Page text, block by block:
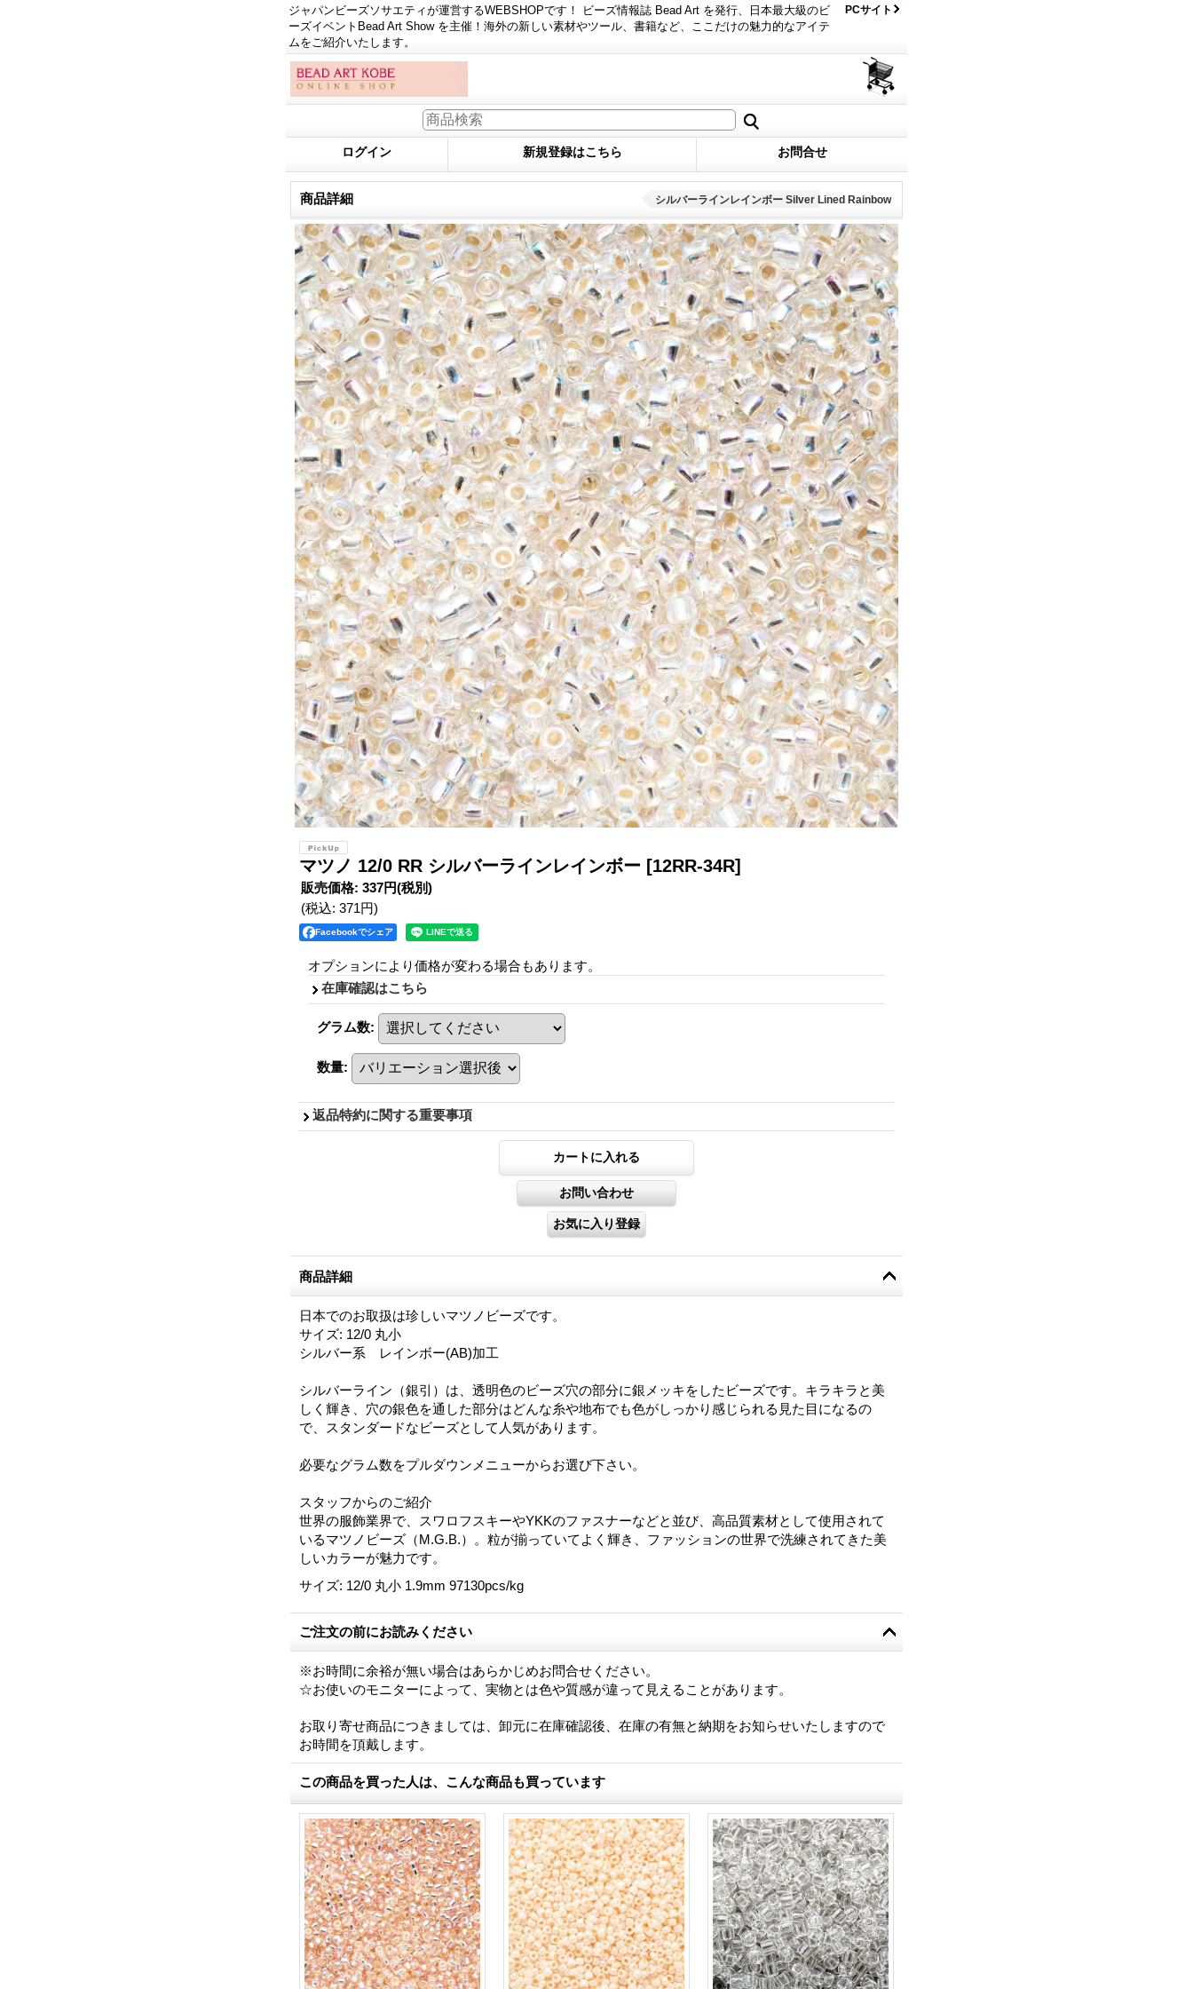
ジャパンビーズソサエティが運営するWEBSHOPです！ ビーズ情報誌 Bead Art を発行、日本最大級のビ
ーズイベントBead Art Show を主催！海外の新しい素材やツール、書籍など、ここだけの魅力的なアイテ
ムをご紹介いたします。
PCサイト
ログイン 新規登録はこちら お問合せ
商品詳細 シルバーラインレインボー Silver Lined Rainbow
マツノ 12/0 RR シルバーラインレインボー [12RR-34R]
販売価格: 337円(税別)
(税込: 371円)
Facebookでシェア
オプションにより価格が変わる場合もあります。
在庫確認はこちら
グラム数:
数量:
返品特約に関する重要事項
商品詳細
日本でのお取扱は珍しいマツノビーズです。
サイズ: 12/0 丸小
シルバー系 レインボー(AB)加工
シルバーライン（銀引）は、透明色のビーズ穴の部分に銀メッキをしたビーズです。キラキラと美
しく輝き、穴の銀色を通した部分はどんな糸や地布でも色がしっかり感じられる見た目になるの
で、スタンダードなビーズとして人気があります。
必要なグラム数をプルダウンメニューからお選び下さい。
スタッフからのご紹介
世界の服飾業界で、スワロフスキーやYKKのファスナーなどと並び、高品質素材として使用されて
いるマツノビーズ（M.G.B.）。粒が揃っていてよく輝き、ファッションの世界で洗練されてきた美
しいカラーが魅力です。
サイズ: 12/0 丸小 1.9mm 97130pcs/kg
ご注文の前にお読みください
※お時間に余裕が無い場合はあらかじめお問合せください。
☆お使いのモニターによって、実物とは色や質感が違って見えることがあります。
お取り寄せ商品につきましては、卸元に在庫確認後、在庫の有無と納期をお知らせいたしますので
お時間を頂戴します。
この商品を買った人は、こんな商品も買っています